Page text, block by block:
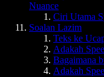
Nuance
Ciri Utama
Soalan Lazim
Teks ke
Adakah
Bagaimana
Adakah